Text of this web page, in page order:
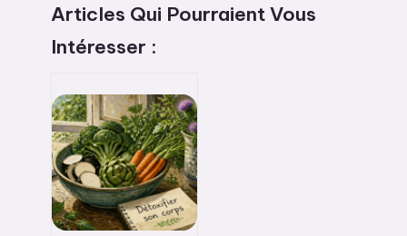
Articles Qui Pourraient Vous
Intéresser :